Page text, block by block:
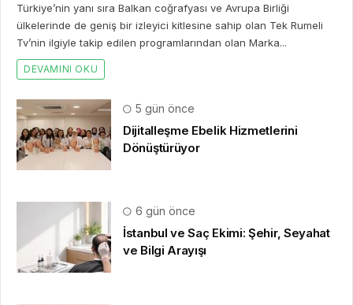
Türkiye’nin yanı sıra Balkan coğrafyası ve Avrupa Birliği
ülkelerinde de geniş bir izleyici kitlesine sahip olan Tek Rumeli
Tv’nin ilgiyle takip edilen programlarından olan Marka...
DEVAMINI OKU
5 gün önce
Dijitalleşme Ebelik Hizmetlerini
Dönüştürüyor
6 gün önce
İstanbul ve Saç Ekimi: Şehir, Seyahat
ve Bilgi Arayışı